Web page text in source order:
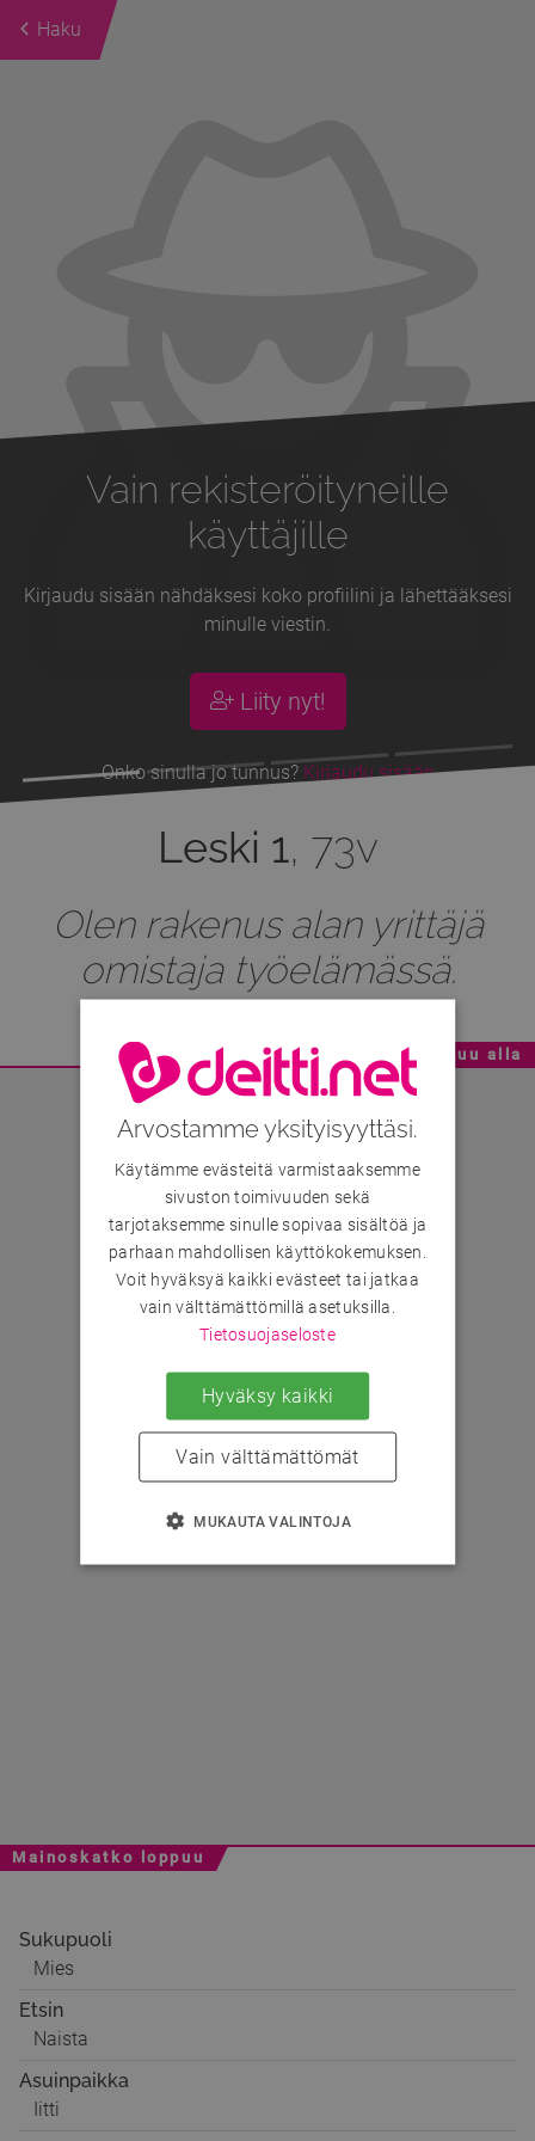
Haku
Vain rekisteröityneille
käyttäjille
Kirjaudu sisään nähdäksesi koko profiilini ja lähettääksesi
minulle viestin.
Liity nyt!
Onko sinulla jo tunnus? Kirjaudu sisään
Leski 1, 73v
Olen rakenus alan yrittäjä
omistaja työelämässä.
Mainoskatko - Sisältö jatkuu alla
Mainoskatko loppuu
Sukupuoli
Mies
Etsin
Naista
Asuinpaikka
Iitti
Arvostamme yksityisyyttäsi.
Käytämme evästeitä varmistaaksemme
sivuston toimivuuden sekä
tarjotaksemme sinulle sopivaa sisältöä ja
parhaan mahdollisen käyttökokemuksen.
Voit hyväksyä kaikki evästeet tai jatkaa
vain välttämättömillä asetuksilla.
Tietosuojaseloste
Hyväksy kaikki
Vain välttämättömät
MUKAUTA VALINTOJA